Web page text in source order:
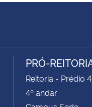
PRÓ-
Reitoria - Prédio
4º andar